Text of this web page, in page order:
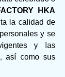
HKA
la calidad de
y se
y las
así como sus